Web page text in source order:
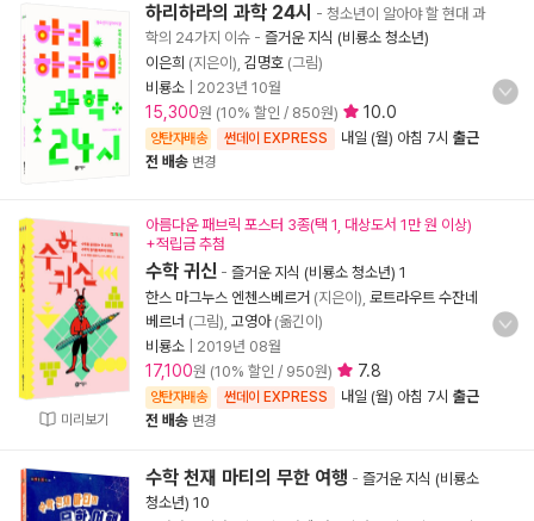
하리하라의 과학 24시 - 청소년이 알아야 할 현대 과
학의 24가지 이슈 - 즐거운 지식 (비룡소 청소년)
이은희 (지은이), 김명호 (그림)
비룡소
2023년 10월
15,300원 (10% 할인 / 850원) 10.0
양탄자배송 썬데이 EXPRESS 내일 (월) 아침 7시 출근
전 배송 변경
미리보기
아름다운 패브릭 포스터 3종(택 1, 대상도서 1만 원 이상)
+적립금 추첨
수학 귀신 - 즐거운 지식 (비룡소 청소년) 1
한스 마그누스 엔첸스베르거 (지은이), 로트라우트 수잔네
베르너 (그림), 고영아(옮긴이)
비룡소
2019년 08월
17,100원 (10% 할인 / 950원) 7.8
양탄자배송 썬데이 EXPRESS 내일 (월) 아침 7시 출근
전 배송 변경
수학 천재 마티의 무한 여행 - 즐거운 지식 (비룡소
청소년) 10